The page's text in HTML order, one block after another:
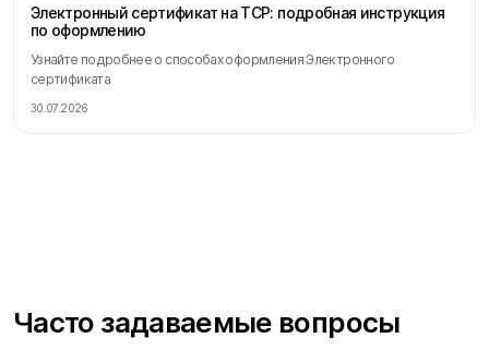
Электронный сертификат на ТСР: подробная инструкция
по оформлению
Узнайте подробнее о способах оформления Электронного
сертификата
30.07.2026
Часто задаваемые вопросы